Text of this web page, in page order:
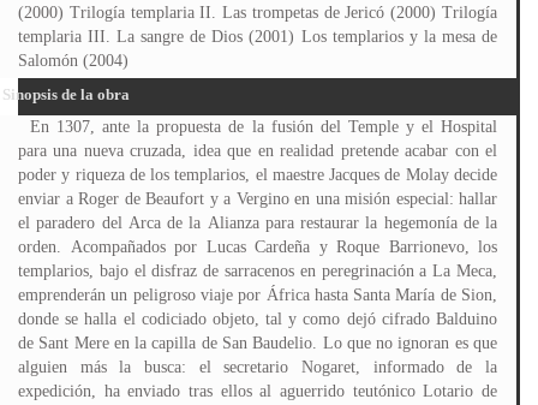
(2000) Trilogía templaria II. Las trompetas de Jericó (2000) Trilogía
templaria III. La sangre de Dios (2001) Los templarios y la mesa de
Salomón (2004)
Sinopsis de la obra
En 1307, ante la propuesta de la fusión del Temple y el Hospital
para una nueva cruzada, idea que en realidad pretende acabar con el
poder y riqueza de los templarios, el maestre Jacques de Molay decide
enviar a Roger de Beaufort y a Vergino en una misión especial: hallar
el paradero del Arca de la Alianza para restaurar la hegemonía de la
orden. Acompañados por Lucas Cardeña y Roque Barrionevo, los
templarios, bajo el disfraz de sarracenos en peregrinación a La Meca,
emprenderán un peligroso viaje por África hasta Santa María de Sion,
donde se halla el codiciado objeto, tal y como dejó cifrado Balduino
de Sant Mere en la capilla de San Baudelio. Lo que no ignoran es que
alguien más la busca: el secretario Nogaret, informado de la
expedición, ha enviado tras ellos al aguerrido teutónico Lotario de